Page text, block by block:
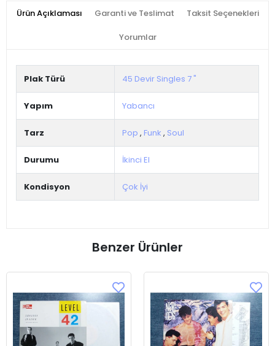
Ürün Açıklaması Garanti ve Teslimat Taksit Seçenekleri
Yorumlar
Plak Türü 45 Devir Singles 7 "
Yapım Yabancı
Tarz Pop , Funk , Soul
Durumu İkinci El
Kondisyon Çok İyi
Benzer Ürünler